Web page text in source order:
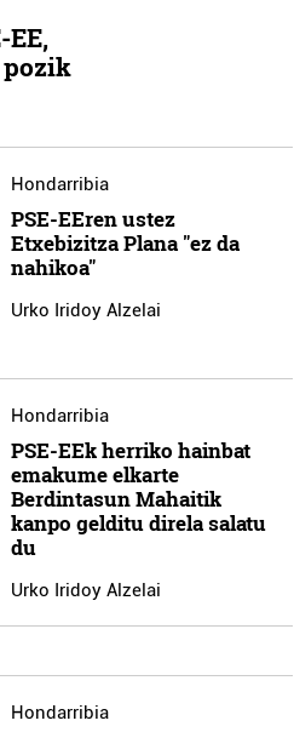
Hondarribia
PSE-EEren ustez
Etxebizitza Plana "ez da
nahikoa"
Urko Iridoy Alzelai
Hondarribia
PSE-EEk herriko hainbat
emakume elkarte
Berdintasun Mahaitik
kanpo gelditu direla salatu
du
Urko Iridoy Alzelai
Hondarribia